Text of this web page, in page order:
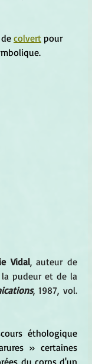
colvert pour
Vidal, auteur de
pudeur et de la
, 1987, vol.
» certaines
du corps d'un